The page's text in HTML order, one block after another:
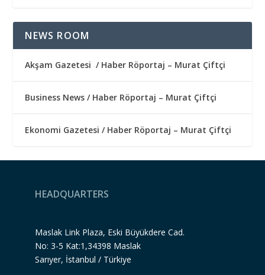
NEWS ROOM
Akşam Gazetesi / Haber Röportaj – Murat Çiftçi
Business News / Haber Röportaj – Murat Çiftçi
Ekonomi Gazetesi / Haber Röportaj – Murat Çiftçi
HEADQUARTERS
Maslak Link Plaza, Eski Büyükdere Cad.
No: 3-5 Kat:1,34398 Maslak
Sarıyer, İstanbul / Türkiye